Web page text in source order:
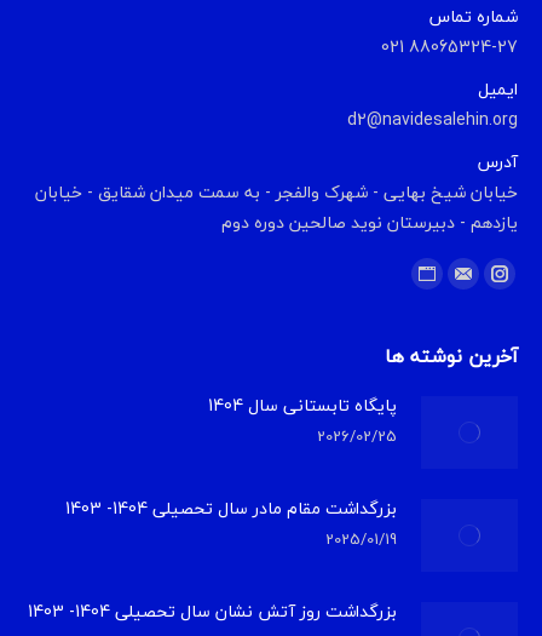
شماره تماس
88065324-27 021
ایمیل
d2@navidesalehin.org
آدرس
خیابان شیخ بهایی - شهرک والفجر - به سمت میدان شقایق - خیابان
یازدهم - دبیرستان نوید صالحین دوره دوم
Find us on:
Instagram
Mail
Website
آخرین نوشته ها
پایگاه تابستانی سال 1404
2026/02/25
بزرگداشت مقام مادر سال تحصیلی 1404- 1403
2025/01/19
بزرگداشت روز آتش نشان سال تحصیلی 1404- 1403